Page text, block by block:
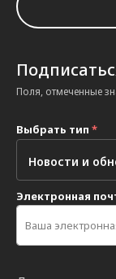
Поля, отмеченные
Выбрать тип *
Электронная